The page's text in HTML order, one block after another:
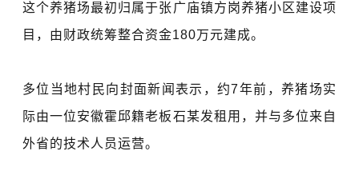
这个养猪场最初归属于张广庙镇方岗养猪小区建设项
目，由财政统筹整合资金180万元建成。
多位当地村民向封面新闻表示，约7年前，养猪场实
际由一位安徽霍邱籍老板石某发租用，并与多位来自
外省的技术人员运营。